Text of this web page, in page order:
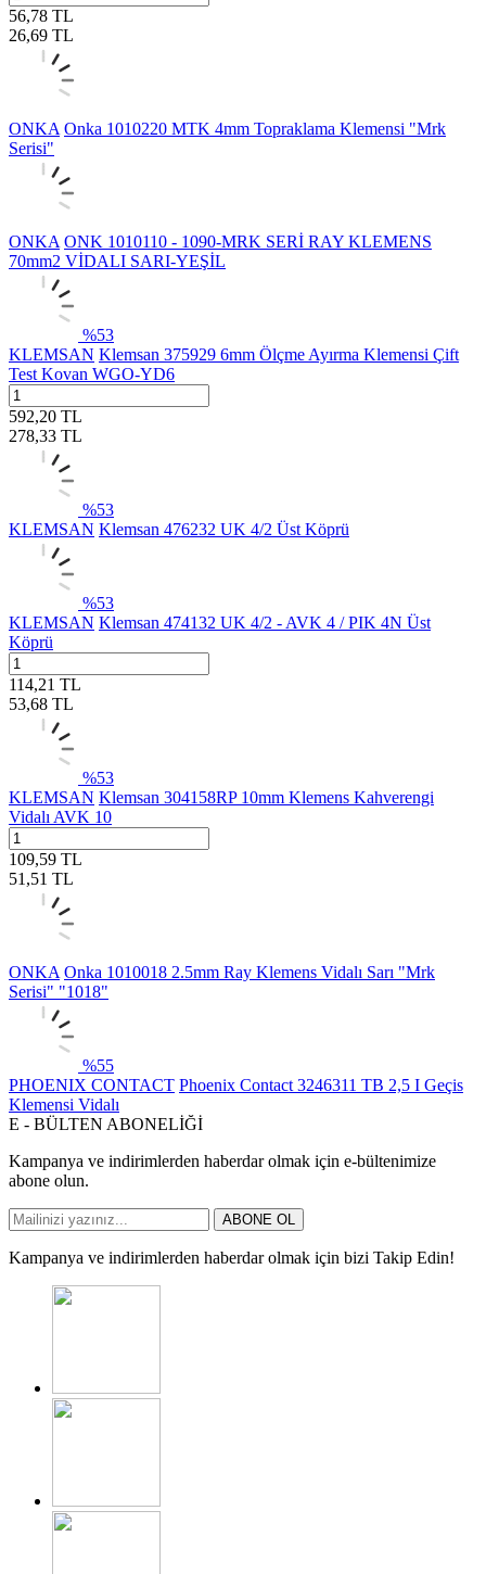
56,78 TL
26,69 TL
ONKA Onka 1010220 MTK 4mm Topraklama Klemensi "Mrk
Serisi"
ONKA ONK 1010110 - 1090-MRK SERİ RAY KLEMENS
70mm2 VİDALI SARI-YEŞİL
%53
KLEMSAN Klemsan 375929 6mm Ölçme Ayırma Klemensi Çift
Test Kovan WGO-YD6
592,20 TL
278,33 TL
%53
KLEMSAN Klemsan 476232 UK 4/2 Üst Köprü
%53
KLEMSAN Klemsan 474132 UK 4/2 - AVK 4 / PIK 4N Üst
Köprü
114,21 TL
53,68 TL
%53
KLEMSAN Klemsan 304158RP 10mm Klemens Kahverengi
Vidalı AVK 10
109,59 TL
51,51 TL
ONKA Onka 1010018 2.5mm Ray Klemens Vidalı Sarı "Mrk
Serisi" "1018"
%55
PHOENIX CONTACT Phoenix Contact 3246311 TB 2,5 I Geçis
Klemensi Vidalı
E - BÜLTEN ABONELİĞİ
Kampanya ve indirimlerden haberdar olmak için e-bültenimize
abone olun.
ABONE OL
Kampanya ve indirimlerden haberdar olmak için bizi Takip Edin!